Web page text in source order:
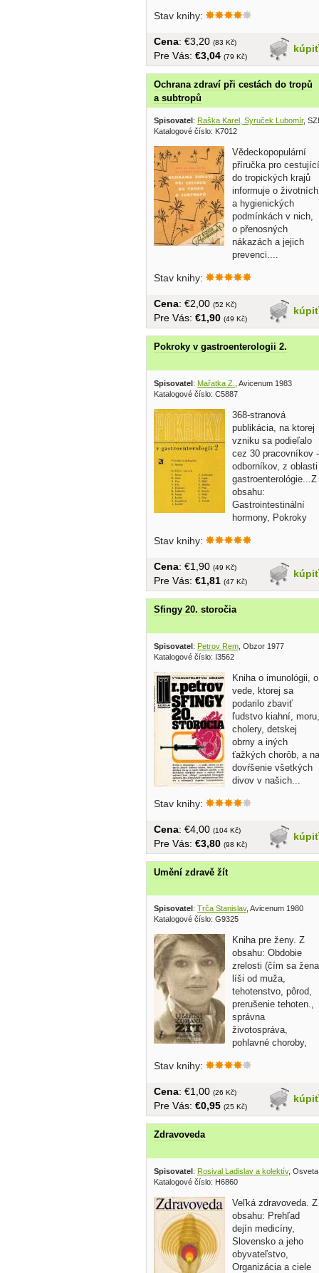
Stav knihy:
kúpiť
Cena: €3,20 (83 Kč)
Pre Vás: €3,04 (79 Kč)
Ochrana zdraví při cestách do tropů
a subtropů
Spisovatel : Raška Karel, Syruček Lubomír,
Katalogové číslo: K7012
Vědeckopopulární
příručka pro cestující
do tropických krajů
informuje o životních
a hygienických
podmínkách v nich,
o přenosných
nákazách a jejich
prevenci....
Stav knihy:
kúpiť
Cena: €2,00 (52 Kč)
Pre Vás: €1,90 (49 Kč)
Pokroky v gastroenterologii 2.
Spisovatel: Mařatka Z.
, Avicenum 1983
Katalogové číslo: C5887
368-stranová
publikácia, na ktorej
vzniku sa podieľalo
cez 30 pracovníkov -
odborníkov, z oblasti
gastroenterológie...Z
obsahu:
Gastrointestinální
hormony, Pokroky
Stav knihy:
kúpiť
Cena: €1,90 (49 Kč)
Pre Vás: €1,81 (47 Kč)
Sfingy 20. storočia
Spisovatel: Petrov Rem , Obzor 1977
Katalogové číslo: I3562
Kniha o imunológii, o
vede, ktorej sa
podarilo zbaviť
ľudstvo kiahní, moru,
cholery, detskej
obrny a iných
ťažkých chorôb, a na
dovŕšenie všetkých
divov v našich...
Stav knihy:
kúpiť
Cena: €4,00 (104 Kč)
Pre Vás: €3,80 (98 Kč)
Umění zdravě žít
Spisovatel : Trča Stanislav, Avicenum 1980
Katalogové číslo: G9325
Kniha pre ženy. Z
obsahu: Obdobie
zrelosti (čím sa žena
líši od muža,
tehotenstvo, pôrod,
prerušenie tehoten.,
správna
životospráva,
pohlavné choroby,
Stav knihy:
kúpiť
Cena: €1,00 (26 Kč)
Pre Vás: €0,95 (25 Kč)
Zdravoveda
Spisovatel: Rosival Ladislav a kolektív,
Katalogové číslo: H6860
Veľká zdravoveda. Z
obsahu: Prehľad
dejín medicíny,
Slovensko a jeho
obyvateľstvo,
Organizácia a ciele